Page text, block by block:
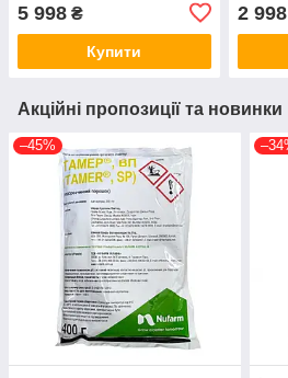
5 998 ₴
Купити
2 998
Акційні пропозиції та новинки
–45%